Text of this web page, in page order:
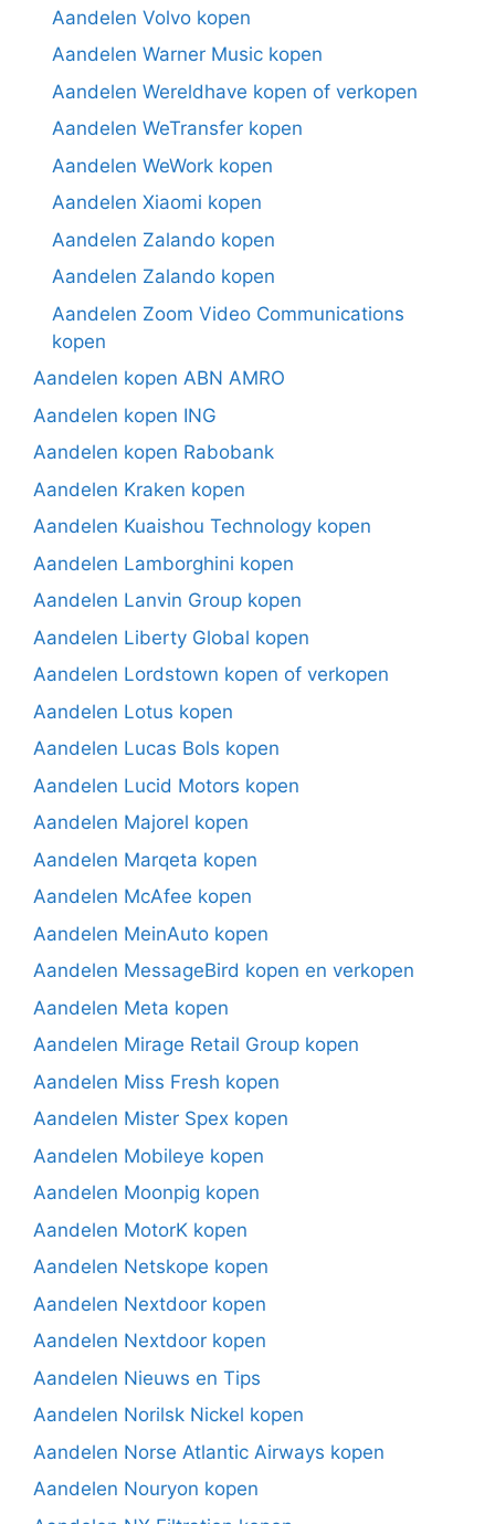
Aandelen Volvo kopen
Aandelen Warner Music kopen
Aandelen Wereldhave kopen of verkopen
Aandelen WeTransfer kopen
Aandelen WeWork kopen
Aandelen Xiaomi kopen
Aandelen Zalando kopen
Aandelen Zalando kopen
Aandelen Zoom Video Communications
kopen
Aandelen kopen ABN AMRO
Aandelen kopen ING
Aandelen kopen Rabobank
Aandelen Kraken kopen
Aandelen Kuaishou Technology kopen
Aandelen Lamborghini kopen
Aandelen Lanvin Group kopen
Aandelen Liberty Global kopen
Aandelen Lordstown kopen of verkopen
Aandelen Lotus kopen
Aandelen Lucas Bols kopen
Aandelen Lucid Motors kopen
Aandelen Majorel kopen
Aandelen Marqeta kopen
Aandelen McAfee kopen
Aandelen MeinAuto kopen
Aandelen MessageBird kopen en verkopen
Aandelen Meta kopen
Aandelen Mirage Retail Group kopen
Aandelen Miss Fresh kopen
Aandelen Mister Spex kopen
Aandelen Mobileye kopen
Aandelen Moonpig kopen
Aandelen MotorK kopen
Aandelen Netskope kopen
Aandelen Nextdoor kopen
Aandelen Nextdoor kopen
Aandelen Nieuws en Tips
Aandelen Norilsk Nickel kopen
Aandelen Norse Atlantic Airways kopen
Aandelen Nouryon kopen